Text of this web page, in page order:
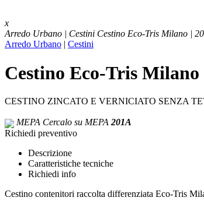
x
Arredo Urbano | Cestini Cestino Eco-Tris Milano |
Arredo Urbano | Cestini
Cestino Eco-Tris Milano
CESTINO ZINCATO E VERNICIATO SENZA
MEPA Cercalo su MEPA 201A
Richiedi preventivo
Descrizione
Caratteristiche tecniche
Richiedi info
Cestino contenitori raccolta differenziata Eco-Tris